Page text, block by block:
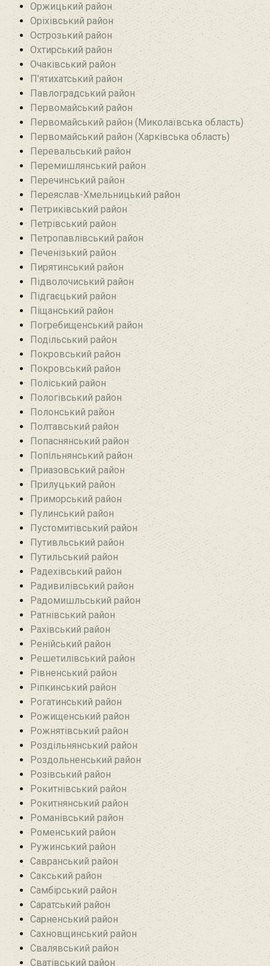
Оржицький район
Оріхівський район
Острозький район
Охтирський район
Очаківський район
П’ятихатський район
Павлоградський район
Первомайський район
Первомайський район (Миколаївська область)
Первомайський район (Харківська область)
Перевальський район‎
Перемишлянський район
Перечинський район
Переяслав-Хмельницький район
Петриківський район
Петрівський район‎
Петропавлівський район
Печенізький район
Пирятинський район
Підволочиський район
Підгаєцький район
Піщанський район
Погребищенський район
Подільський район
Покровський район
Покровський район
Поліський район
Пологівський район
Полонський район
Полтавський район
Попаснянський район
Попільнянський район‎
Приазовський район
Прилуцький район
Приморський район
Пулинський район
Пустомитівський район
Путивльський район‎
Путильський район
Радехівський район
Радивилівський район
Радомишльський район‎
Ратнівський район
Рахівський район
Ренійський район
Решетилівський район
Рівненський район
Ріпкинський район
Рогатинський район
Рожищенський район
Рожнятівський район
Роздільнянський район
Роздольненський район
Розівський район‎
Рокитнівський район
Рокитнянський район
Романівський район‎
Роменський район
Ружинський район
Савранський район‎
Сакський район
Самбірський район
Саратський район‎
Сарненський район
Сахновщинський район
Свалявський район
Сватівський район